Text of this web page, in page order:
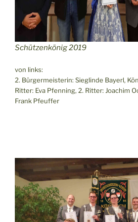
Schützenkönig 2019
von links:
2. Bürgermeisterin: Sieglinde Bayerl,
Ritter: Eva Pfenning, 2. Ritter: Joachim
Frank Pfeuffer